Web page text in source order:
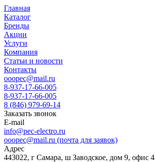
Главная
Каталог
Бренды
Акции
Услуги
Компания
Статьи и новости
Контакты
ooopec@mail.ru
8-937-17-66-005
8-937-17-66-005
8 (846) 979-69-14
Заказать звонок
E-mail
info@pec-electro.ru
ooopec@mail.ru (почта для заявок)
Адрес
443022, г Самара, ш Заводское, дом 9, офис 4